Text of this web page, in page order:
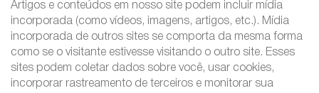
Artigos e conteúdos em nosso site podem incluir mídia
incorporada (como vídeos, imagens, artigos, etc.). Mídia
incorporada de outros sites se comporta da mesma forma
como se o visitante estivesse visitando o outro site. Esses
sites podem coletar dados sobre você, usar cookies,
incorporar rastreamento de terceiros e monitorar sua